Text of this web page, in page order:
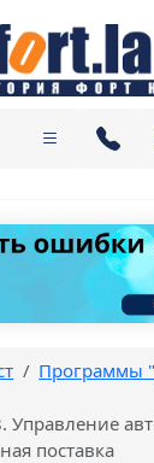
Программы
Управление
поставка